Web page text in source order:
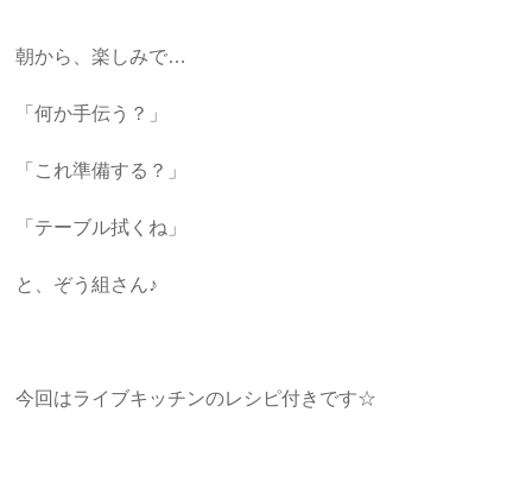
朝から、楽しみで…
「何か手伝う？」
「これ準備する？」
「テーブル拭くね」
と、ぞう組さん♪
今回はライブキッチンのレシピ付きです☆